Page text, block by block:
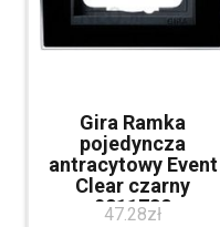
Gira Ramka
pojedyncza
antracytowy Event
Clear czarny
0211738
47.28zł